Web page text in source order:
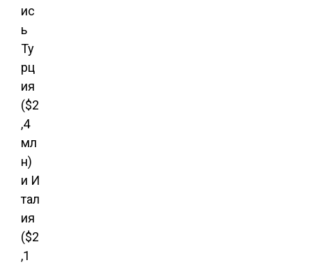
ис
ь
Ту
рц
ия
($2
,4
мл
н)
и И
тал
ия
($2
,1